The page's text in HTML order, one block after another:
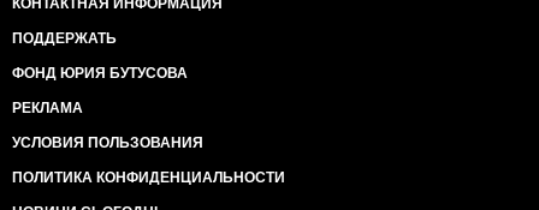
КОНТАКТНАЯ ИНФОРМАЦИЯ
ПОДДЕРЖАТЬ
ФОНД ЮРИЯ БУТУСОВА
РЕКЛАМА
УСЛОВИЯ ПОЛЬЗОВАНИЯ
ПОЛИТИКА КОНФИДЕНЦИАЛЬНОСТИ